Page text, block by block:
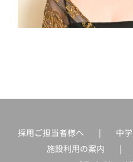
採用ご担当者様へ
中
施設利用の案内